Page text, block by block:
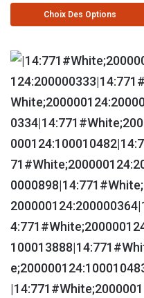
Choix Des Options